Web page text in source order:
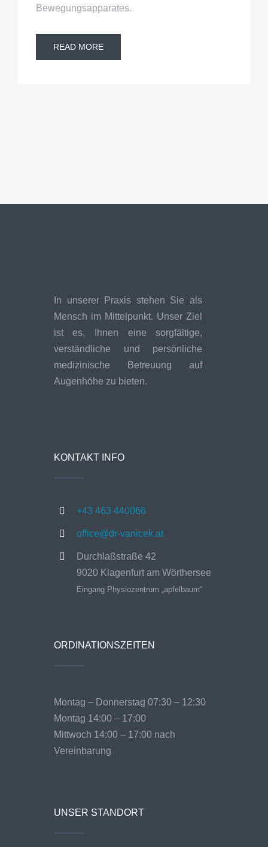
Bewegungsapparates.
READ MORE
In unserer Praxis stehen Sie als
Mensch im Mittelpunkt. Unser Ziel
ist es, Ihnen eine sorgfältige,
verständliche und persönliche
medizinische Betreuung auf
Augenhöhe zu bieten.
KONTAKT INFO
+43 463 440066
office@dr-vanicek.at
Durchlaßstraße 42
9020 Klagenfurt am Wörthersee
Eingang Physiozentrum „apfelbaum“
ORDINATIONSZEITEN
Montag – Donnerstag 07:30 – 12:30
Montag 14:00 – 17:00
Mittwoch 14:00 – 17:00 nach
Vereinbarung
UNSER STANDORT